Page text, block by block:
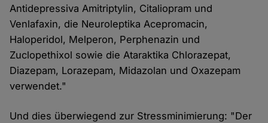
Antidepressiva Amitriptylin, Citaliopram und
Venlafaxin, die Neuroleptika Acepromacin,
Haloperidol, Melperon, Perphenazin und
Zuclopethixol sowie die Ataraktika Chlorazepat,
Diazepam, Lorazepam, Midazolan und Oxazepam
verwendet."
Und dies überwiegend zur Stressminimierung: "Der